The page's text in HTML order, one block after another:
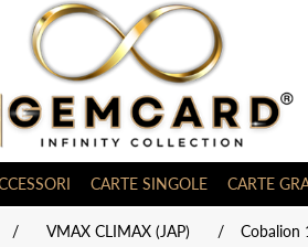
CARTE SINGOLE CARTE
/ VMAX CLIMAX (JAP) / Cobalion